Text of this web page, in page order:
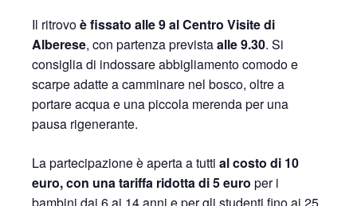
Il ritrovoè fissato alle 9 al Centro Visite di
Alberese, con partenza previstaalle 9.30. Si
consiglia di indossare abbigliamento comodo e
scarpe adatte a camminare nel bosco, oltre a
portare acqua e una piccola merenda per una
pausa rigenerante.
La partecipazione è aperta a tutti al costo di 10
euro, con una tariffa ridotta di 5 euro per i